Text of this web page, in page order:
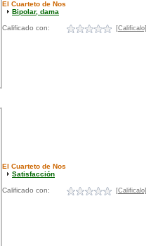
El Cuarteto de Nos
Bipolar, dama
Calificado con: [Calificalo]
El Cuarteto de Nos
Satisfacción
Calificado con: [Calificalo]